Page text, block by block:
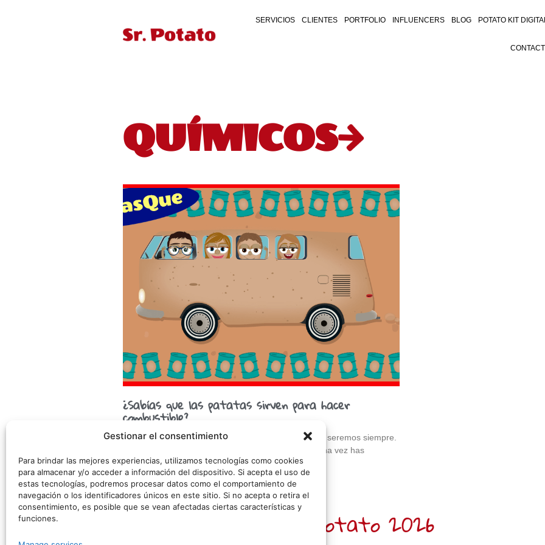
Gestionar el consentimiento
Para brindar las mejores experiencias, utilizamos tecnologías como cookies
para almacenar y/o acceder a información del dispositivo. Si acepta el uso de
estas tecnologías, podremos procesar datos como el comportamiento de
navegación o los identificadores únicos en este sitio. Si no acepta o retira el
consentimiento, es posible que se vean afectadas ciertas características y
funciones.
SERVICIOS CLIENTES PORTFOLIO INFLUENCERS BLOG POTATO KIT
QUÍMICOS
¿Sabías que las patatas sirven para hacer
combustible?
Las patatas éramos la caña ayer, los somos hoy y lo seremos siempre.
De nosotras se aprovecha todo, hasta la piel. ¿Alguna vez has
pensado
© Sr. Potato 2026